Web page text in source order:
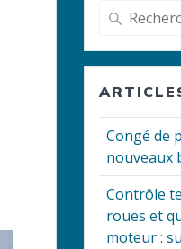
Recherche
:
Congé de
nouveaux
Contrôle
roues et
moteur :